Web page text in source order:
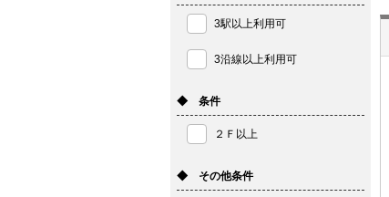
3駅以上利用可
3沿線以上利用可
◆ 条件
２Ｆ以上
◆ その他条件